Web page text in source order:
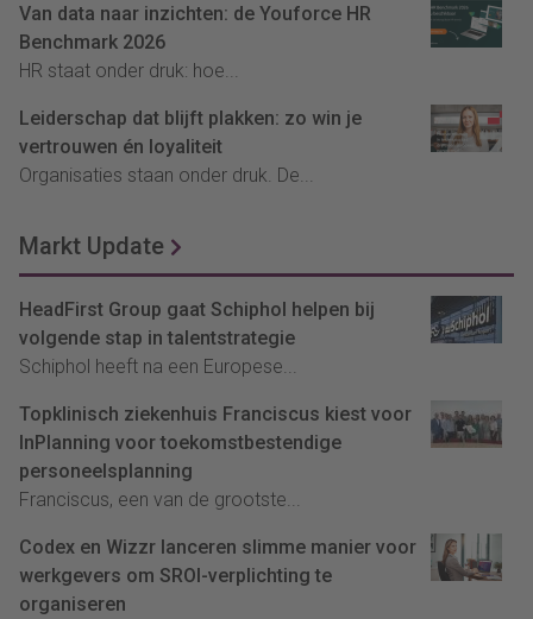
Van data naar inzichten: de Youforce HR
Benchmark 2026
HR staat onder druk: hoe...
Leiderschap dat blijft plakken: zo win je
vertrouwen én loyaliteit
Organisaties staan onder druk. De...
Markt Update
HeadFirst Group gaat Schiphol helpen bij
volgende stap in talentstrategie
Schiphol heeft na een Europese...
Topklinisch ziekenhuis Franciscus kiest voor
InPlanning voor toekomstbestendige
personeelsplanning
Franciscus, een van de grootste...
Codex en Wizzr lanceren slimme manier voor
werkgevers om SROI-verplichting te
organiseren